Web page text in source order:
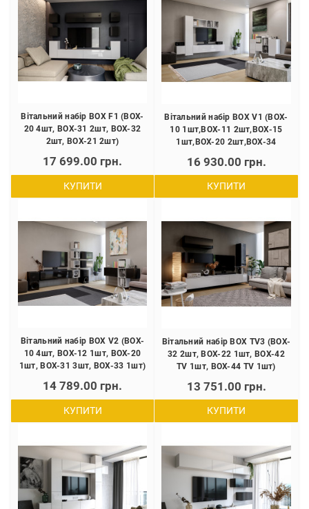
Вітальний набір BOX F1 (BOX-
20 4шт, BOX-31 2шт, BOX-32
2шт, BOX-21 2шт)
17 699.00 грн.
КУПИТИ
Вітальний набір BOX V1 (BOX-
10 1шт,BOX-11 2шт,BOX-15
1шт,BOX-20 2шт,BOX-34
16 930.00 грн.
КУПИТИ
Вітальний набір BOX V2 (BOX-
10 4шт, BOX-12 1шт, BOX-20
1шт, BOX-31 3шт, BOX-33 1шт)
14 789.00 грн.
КУПИТИ
Вітальний набір BOX TV3 (BOX-
32 2шт, BOX-22 1шт, BOX-42
TV 1шт, BOX-44 TV 1шт)
13 751.00 грн.
КУПИТИ